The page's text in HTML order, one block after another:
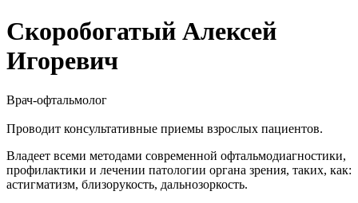
Скоробогатый Алексей
Игоревич
Врач-офтальмолог
Проводит консультативные приемы взрослых пациентов.
Владеет всеми методами современной офтальмодиагностики,
профилактики и лечении патологии органа зрения, таких, как:
астигматизм, близорукость, дальнозоркость.